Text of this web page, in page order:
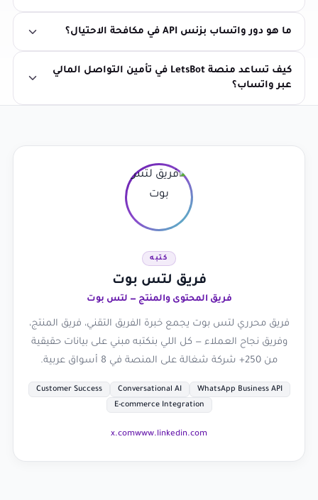
ما هو دور واتساب بزنس API في مكافحة الاحتيال؟
كيف تساعد منصة LetsBot في تأمين التواصل المالي
عبر واتساب؟
كتبه
فريق لتس بوت
فريق المحتوى والمنتج — لتس بوت
فريق محرري لتس بوت يجمع خبرة الفريق التقني، فريق المنتج،
وفريق نجاح العملاء — كل اللي بنكتبه مبني على بيانات حقيقية
من 250+ شركة شغالة على المنصة في 8 أسواق عربية.
WhatsApp Business API
Conversational AI
Customer Success
E-commerce Integration
www.linkedin.com
x.com